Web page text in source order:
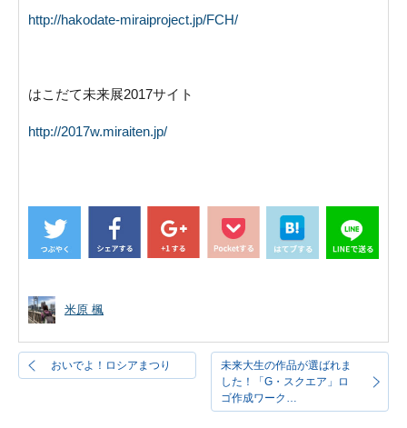
http://hakodate-miraiproject.jp/FCH/
はこだて未来展2017サイト
http://2017w.miraiten.jp/
米原 楓
おいでよ！ロシアまつり
未来大生の作品が選ばれま
した！「G・スクエア」ロ
ゴ作成ワーク…